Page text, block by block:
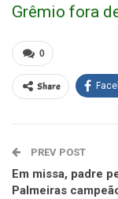
Grêmio fora
0
Share
PREV POST
Em missa, padre
Palmeiras